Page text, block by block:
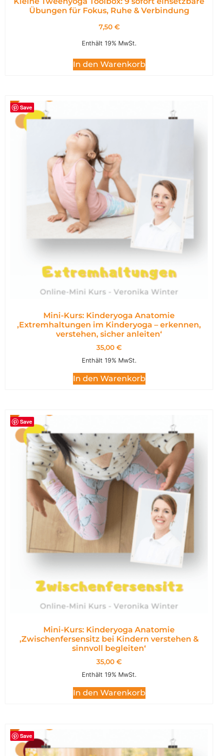
Übungen für Fokus, Ruhe & Verbindung
7,50 €
Enthält 19% MwSt.
In den Warenkorb
Save
Mini-Kurs: Kinderyoga Anatomie
,Extremhaltungen im Kinderyoga – erkennen,
verstehen, sicher anleiten‘
35,00 €
Enthält 19% MwSt.
In den Warenkorb
Save
Mini-Kurs: Kinderyoga Anatomie
,Zwischenfersensitz bei Kindern verstehen &
sinnvoll begleiten‘
35,00 €
Enthält 19% MwSt.
In den Warenkorb
Save